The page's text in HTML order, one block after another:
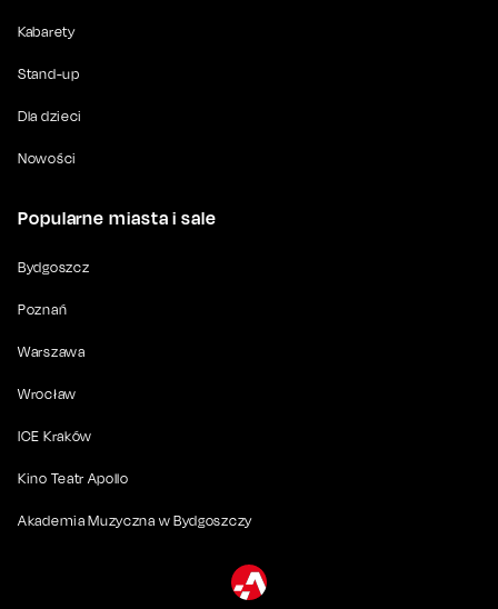
Kabarety
Stand-up
Dla dzieci
Nowości
Popularne miasta i sale
Bydgoszcz
Poznań
Warszawa
Wrocław
ICE Kraków
Kino Teatr Apollo
Akademia Muzyczna w Bydgoszczy